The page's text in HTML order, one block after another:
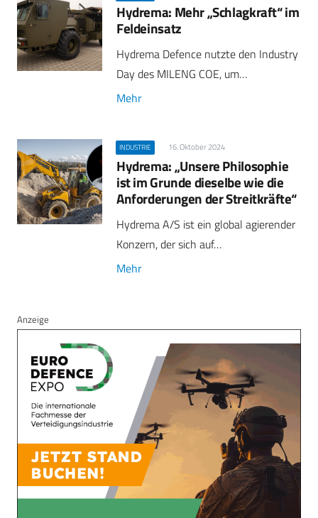
Hydrema: Mehr „Schlagkraft“ im
Feldeinsatz
Hydrema Defence nutzte den Industry
Day des MILENG COE, um…
Mehr
INDUSTRIE 16. Oktober 2024
Hydrema: „Unsere Philosophie
ist im Grunde dieselbe wie die
Anforderungen der Streitkräfte“
Hydrema A/S ist ein global agierender
Konzern, der sich auf…
Mehr
Anzeige